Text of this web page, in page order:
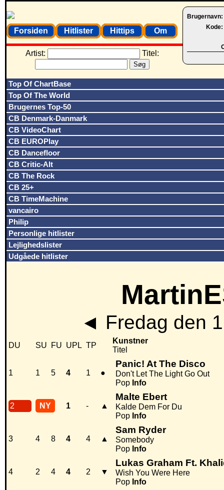
Brugernavn:
Kode:
Forsiden Hitlister Hittips Om
Artist: Titel:
Top Of ChartBase
Top Of The World
Brugernes Top-50
CB Denmark-Danmark
CB VideoChart
CB EUROPlay
CB Dancefloor
CB Critic-Alt
CB The Rock
CB 25+
CB TimeMachine
vancairo
Philip
Personlige hitlister
Lejlighedslister
Udgåede hitlister
◄ Fredag den
DU SU FU UPL TP
Kunstner
Titel
1 1 5 4 1 ●
Panic! At The Disco
Don't Let The Light Go Out
Pop Info
2 NY 1 - ▲
Malte Ebert
Kalde Dem For Du
Pop Info
3 4 8 4 4 ▲
Sam Ryder
Somebody
Pop Info
4 2 4 4 2 ▼
Lukas Graham Ft.
Wish You Were Here
Pop Info